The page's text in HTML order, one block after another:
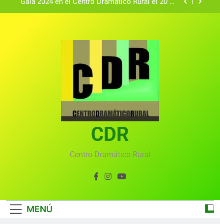
Gala 2024 en el Centro Dramático Rural el 20 de
convocado por el Centro Dramático Rural de Mira
(Cuenca)
Gala anual virtual del Centro Dramático Rural de
Gala del Centro Dramático Rural 2025
Gala 2024 en el Centro Dramático Rural el 20 de
Textos seleccionados en el VI Certamen
Francisco Nieva de piezas breves teatrales
convocado por el Centro Dramático Rural de Mira
Gala anual virtual del Centro Dramático Rural de
CDR
Centro Dramático Rural
MENÚ